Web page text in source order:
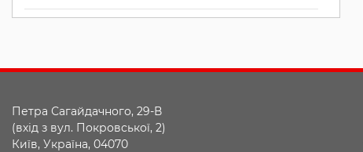
Петра Сагайдачного, 29-В
(вхід з вул. Покровської, 2)
Київ, Україна, 04070